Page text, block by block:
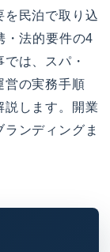
を民泊で取り込
・法的要件の4
は、スパ・
営の実務手順
説します。開業
ンディングま